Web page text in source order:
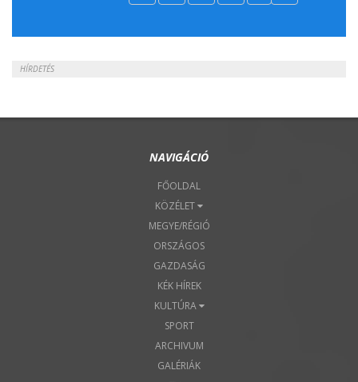
HÍRDETÉS
NAVIGÁCIÓ
FŐOLDAL
KÖZÉLET
MEGYE/RÉGIÓ
ORSZÁGOS
GAZDASÁG
KÉK HÍREK
KULTÚRA
SPORT
ARCHIVUM
GALÉRIÁK